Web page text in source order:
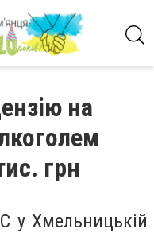
на
грн
у Хмельницькій